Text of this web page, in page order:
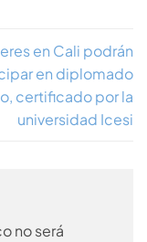
en Cali podrán
en diplomado
certificado por la
universidad Icesi
no será